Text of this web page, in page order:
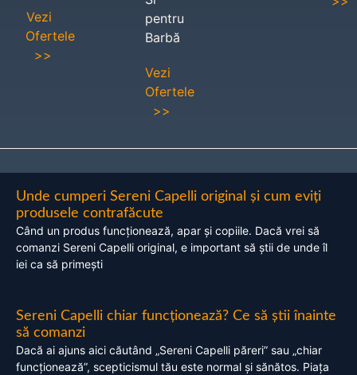
Vezi
Ofertele
>>
pentru
Barbă
Vezi
Ofertele
>>
Unde cumperi Sereni Capelli original și cum eviți
produsele contrafăcute
Când un produs funcționează, apar și copiile. Dacă vrei să
comanzi Sereni Capelli original, e important să știi de unde îl
iei ca să primești
Sereni Capelli chiar funcționează? Ce să știi înainte
să comanzi
Dacă ai ajuns aici căutând „Sereni Capelli păreri” sau „chiar
funcționează”, scepticismul tău este normal și sănătos. Piața